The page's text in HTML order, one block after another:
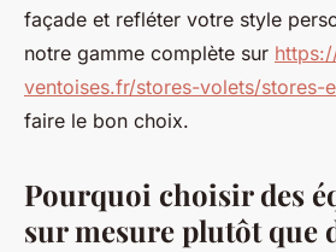
façade et refléter votre style
notre gamme complète sur
ventoises.fr/stores-volets/stores-
faire le bon choix.
Pourquoi choisir des
sur mesure plutôt que